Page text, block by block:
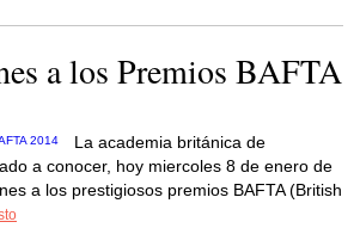
a los Premios BAFTA
La academia británica de
a conocer, hoy miercoles 8 de enero de
a los prestigiosos premios BAFTA (British